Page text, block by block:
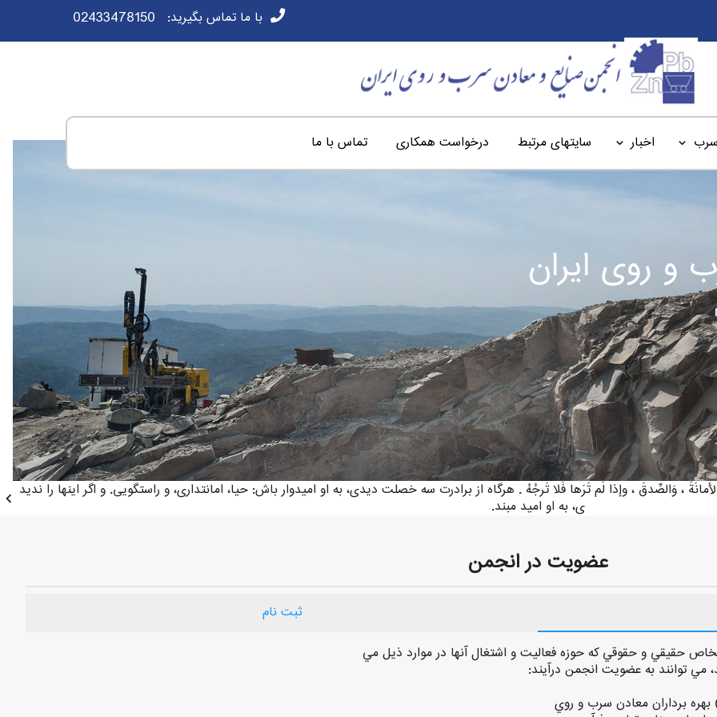
با ما تماس بگيريد:
اخبار سایتهای مرتبط درخواست همکاری تماس با ما
و روی ایران
، وَالصِّدقَ ، وإذا لَم تَرَها فَلا تَرجُهُ . هرگاه از برادرت سه خصلت ديدى، به او اميدوار باش: حيا، امانتدارى، و راستگويى. و اگر اينها را نديد
ى، به او اميد مبند. chevron_left
عضویت در انجمن
ثبت نام
حقيقي و حقوقي كه حوزه فعاليت و اشتغال آنها در موارد ذيل مي
مي توانند به عضويت انجمن درآيند:
بهره برداران معادن سرب و روي